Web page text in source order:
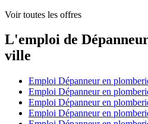
Voir toutes les offres
L'emploi de
ville
Emploi Dépanneur en
Emploi Dépanneur en
Emploi Dépanneur en
Emploi Dépanneur en